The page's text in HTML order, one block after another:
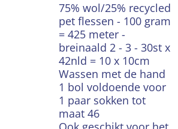
75% wol/25% recycled
pet flessen - 100 gram
= 425 meter -
breinaald 2 - 3 - 30st x
42nld = 10 x 10cm
Wassen met de hand
1 bol voldoende voor
1 paar sokken tot
maat 46